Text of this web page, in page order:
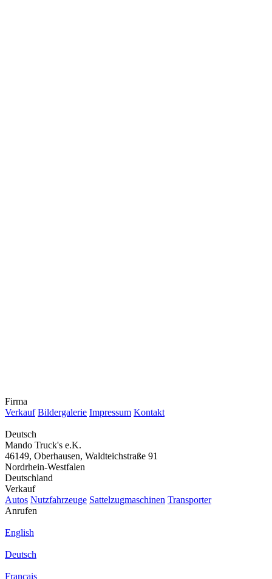
Firma
Verkauf Bildergalerie Impressum Kontakt
Deutsch
Mando Truck's e.K.
46149, Oberhausen, Waldteichstraße 91
Nordrhein-Westfalen
Deutschland
Verkauf
Autos Nutzfahrzeuge Sattelzugmaschinen Transporter
Anrufen
English
Deutsch
Français